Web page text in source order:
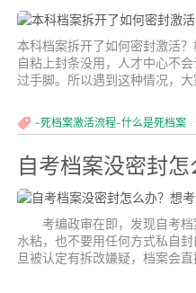
本科档案拆开了如何密封激活
自粘上封条没用，人才中心不
过手脚。所以遇到这种情况，
-死档案激活流程-什么是死档案
自考档案没密封怎
考编政审在即，发现自考档
水粘，也不要用任何方式私自
旦被认定有拆改嫌疑，档案会